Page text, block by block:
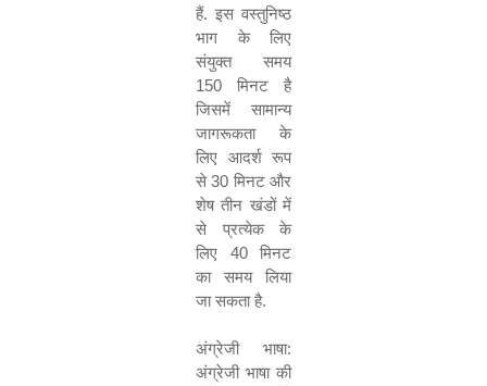
हैं. इस वस्तुनिष्ठ
भाग के लिए
संयुक्त समय
150 मिनट है
जिसमें सामान्य
जागरूकता के
लिए आदर्श रूप
से30 मिनट और
शेष तीन खंडों में
से प्रत्येक के
लिए 40मिनट
का समय लिया
जा सकता है.
अंग्रेजी भाषा:
अंग्रेजी भाषा की